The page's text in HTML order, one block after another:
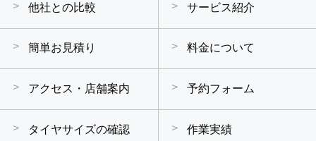
他社との比較 サービス紹介
簡単お見積り 料金について
アクセス・店舗案内 予約フォーム
タイヤサイズの確認 作業実績